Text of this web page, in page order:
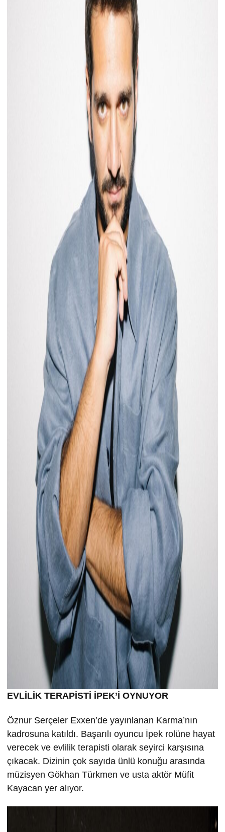
EVLİLİK TERAPİSTİ İPEK’İ OYNUYOR
Öznur Serçeler Exxen’de yayınlanan Karma’nın
kadrosuna katıldı. Başarılı oyuncu İpek rolüne hayat
verecek ve evlilik terapisti olarak seyirci karşısına
çıkacak. Dizinin çok sayıda ünlü konuğu arasında
müzisyen Gökhan Türkmen ve usta aktör Müfit
Kayacan yer alıyor.